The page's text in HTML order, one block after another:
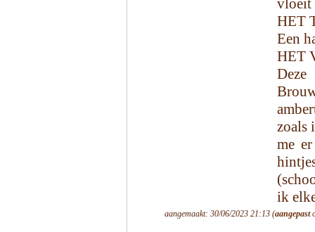
vloeit
HET
Een
HET
zoals
me
ik
aangemaakt: 30/06/2023 21:13 (aangepast